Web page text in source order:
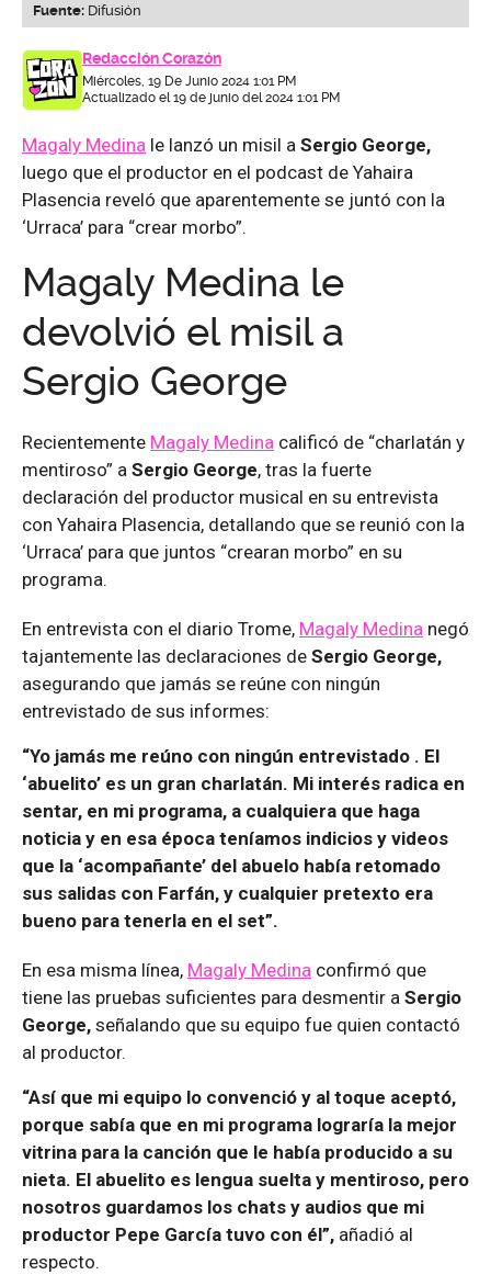
Fuente: Difusión
Redacción Corazón
Miércoles, 19 De Junio 2024 1:01 PM
Actualizado el 19 de junio del 2024 1:01 PM
Magaly Medina le lanzó un misil a Sergio George,
luego que el productor en el podcast de Yahaira
Plasencia reveló que aparentemente se juntó con la
‘Urraca’ para “crear morbo”.
Magaly Medina le
devolvió el misil a
Sergio George
Recientemente Magaly Medina calificó de “charlatán y
mentiroso” a Sergio George, tras la fuerte
declaración del productor musical en su entrevista
con Yahaira Plasencia, detallando que se reunió con la
‘Urraca’ para que juntos “crearan morbo” en su
programa.
En entrevista con el diario Trome, Magaly Medina negó
tajantemente las declaraciones de Sergio George,
asegurando que jamás se reúne con ningún
entrevistado de sus informes:
“Yo jamás me reúno con ningún entrevistado . El
‘abuelito’ es un gran charlatán. Mi interés radica en
sentar, en mi programa, a cualquiera que haga
noticia y en esa época teníamos indicios y videos
que la ‘acompañante’ del abuelo había retomado
sus salidas con Farfán, y cualquier pretexto era
bueno para tenerla en el set”.
En esa misma línea, Magaly Medina confirmó que
tiene las pruebas suficientes para desmentir a Sergio
George, señalando que su equipo fue quien contactó
al productor.
“Así que mi equipo lo convenció y al toque aceptó,
porque sabía que en mi programa lograría la mejor
vitrina para la canción que le había producido a su
nieta. El abuelito es lengua suelta y mentiroso, pero
nosotros guardamos los chats y audios que mi
productor Pepe García tuvo con él”, añadió al
respecto.